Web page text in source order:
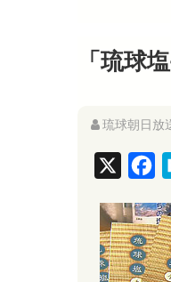
「琉球
琉球朝日
c
e
b